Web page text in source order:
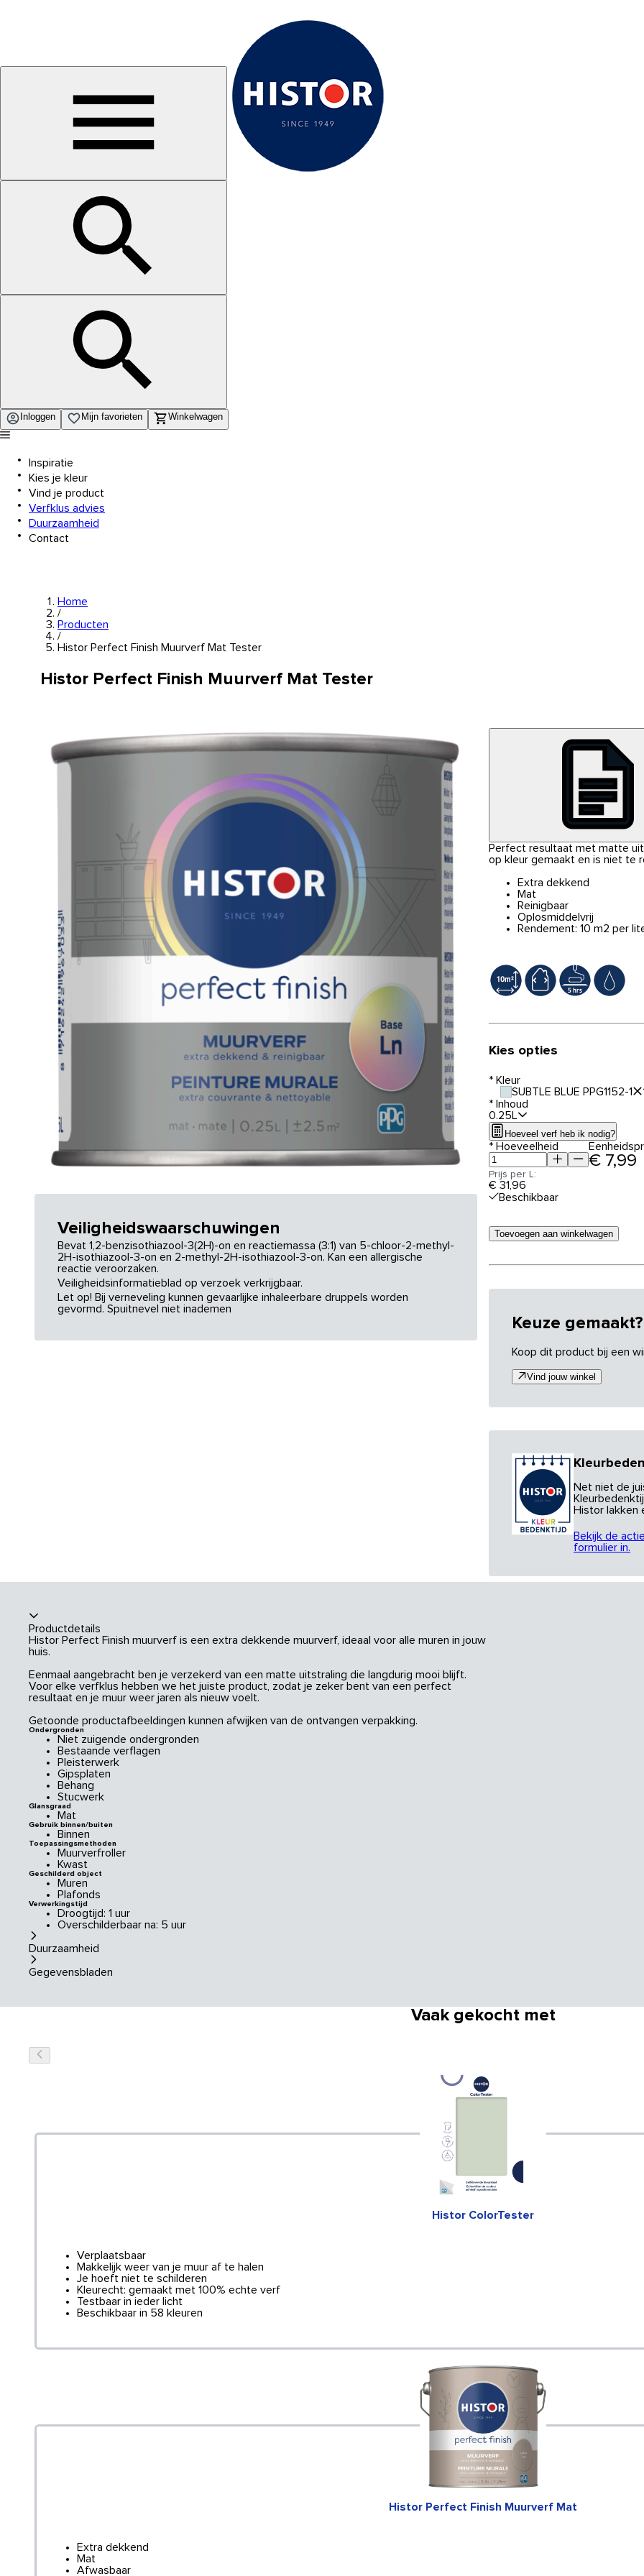
Inloggen Mijn favorieten Winkelwagen
Inspiratie
Kies je kleur
Vind je product
Verfklus advies
Duurzaamheid
Contact
Home
/
Producten
/
Histor Perfect Finish Muurverf Mat Tester
Histor Perfect Finish Muurverf Mat Tester
Veiligheidswaarschuwingen
Bevat 1,2-benzisothiazool-3(2H)-on en reactiemassa (3:1) van 5-chloor-2-methyl-
2H-isothiazool-3-on en 2-methyl-2H-isothiazool-3-on. Kan een allergische
reactie veroorzaken.
Veiligheidsinformatieblad op verzoek verkrijgbaar.
Let op! Bij verneveling kunnen gevaarlijke inhaleerbare druppels worden
gevormd. Spuitnevel niet inademen
Perfect resultaat met matte
op kleur gemaakt en is niet te
Extra dekkend
Mat
Reinigbaar
Oplosmiddelvrij
Rendement: 10 m2 per
Kies opties
* Kleur
SUBTLE BLUE PPG1152-1
* Inhoud
0.25L
Hoeveel verf heb ik nodig?
* Hoeveelheid
€ 7,99
Prijs per L:
€ 31,96
Beschikbaar
Toevoegen aan winkelwagen
Keuze gemaakt?
Koop dit product bij een
Vind jouw winkel
Net niet de
Histor lakken
Bekijk de
formulier in.
Productdetails
Histor Perfect Finish muurverf is een extra dekkende muurverf, ideaal voor alle muren in jouw
huis.
Eenmaal aangebracht ben je verzekerd van een matte uitstraling die langdurig mooi blijft.
Voor elke verfklus hebben we het juiste product, zodat je zeker bent van een perfect
resultaat en je muur weer jaren als nieuw voelt.
Getoonde productafbeeldingen kunnen afwijken van de ontvangen verpakking.
Ondergronden
Niet zuigende ondergronden
Bestaande verflagen
Pleisterwerk
Gipsplaten
Behang
Stucwerk
Glansgraad
Mat
Gebruik binnen/buiten
Binnen
Toepassingsmethoden
Muurverfroller
Kwast
Geschilderd object
Muren
Plafonds
Verwerkingstijd
Droogtijd: 1 uur
Overschilderbaar na: 5 uur
Duurzaamheid
Gegevensbladen
Vaak gekocht met
Histor ColorTester
Verplaatsbaar
Makkelijk weer van je muur af te halen
Je hoeft niet te schilderen
Kleurecht: gemaakt met 100% echte verf
Testbaar in ieder licht
Beschikbaar in 58 kleuren
Histor Perfect Finish Muurverf Mat
Extra dekkend
Mat
Afwasbaar